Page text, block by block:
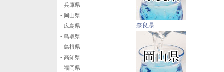
- 兵庫県
- 岡山県
- 広島県
- 鳥取県
- 島根県
- 高知県
- 福岡県
奈良県